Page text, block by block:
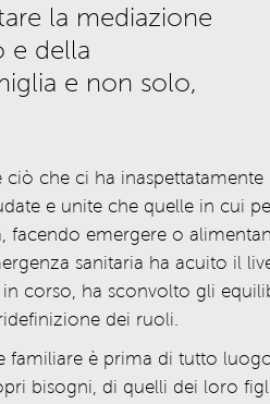
la mediazione
e della
e non solo,
ciò che ci ha inaspettatamente
e unite che quelle in cui
facendo emergere o
sanitaria ha acuito il
corso, ha sconvolto gli
dei ruoli.
familiare è prima di tutto
bisogni, di quelli dei loro